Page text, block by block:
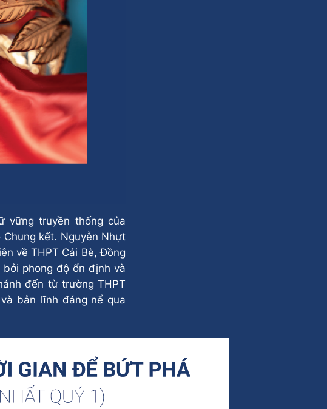
vững truyền thống của
kết. Nguyễn Nhựt
về THPT Cái Bè, Đồng
phong độ ổn định và
đến từ trường THPT
bản lĩnh đáng nể qua